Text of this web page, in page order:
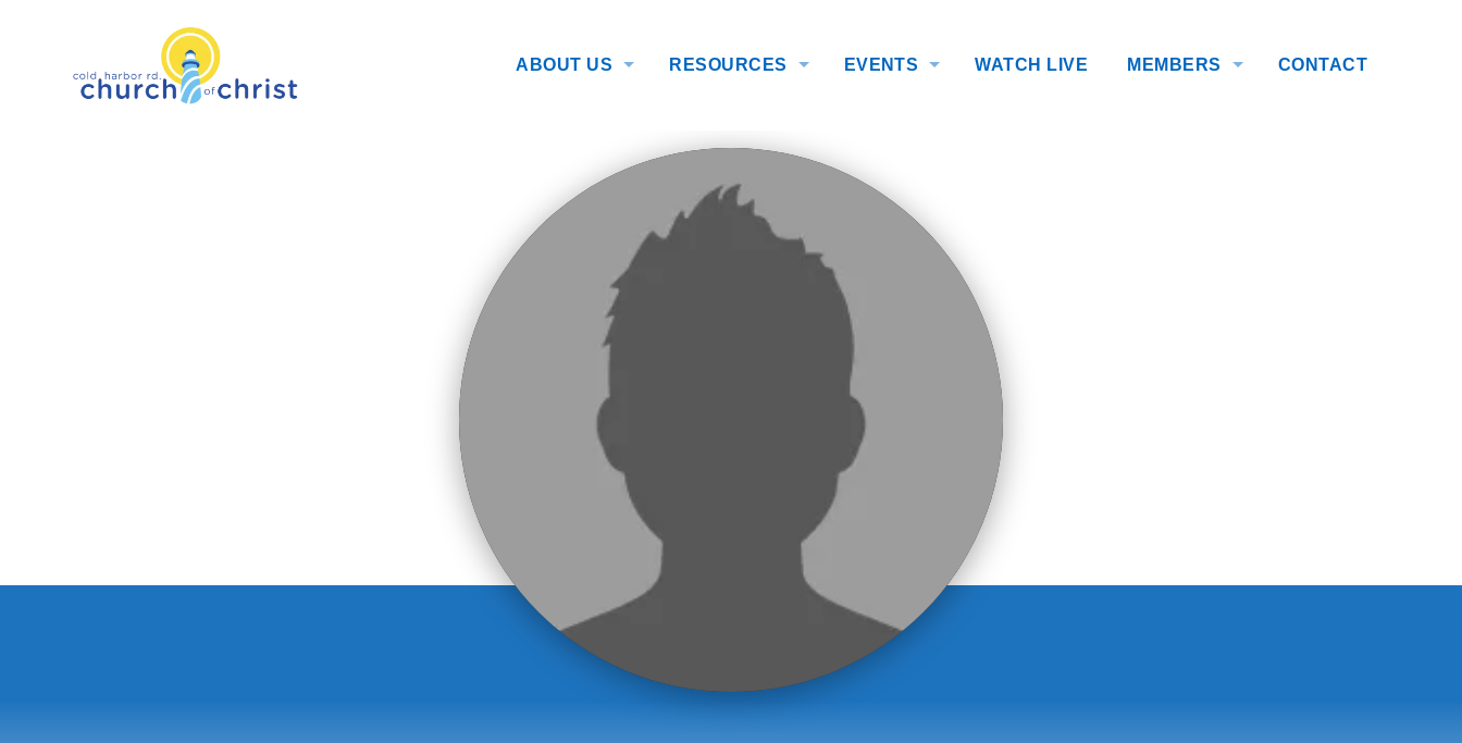
ABOUT US RESOURCES EVENTS WATCH LIVE MEMBERS CONTACT